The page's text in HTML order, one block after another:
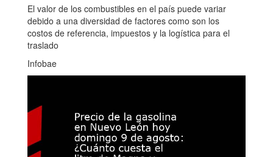
El valor de los combustibles en el país puede variar
debido a una diversidad de factores como son los
costos de referencia, impuestos y la logística para el
traslado
Infobae